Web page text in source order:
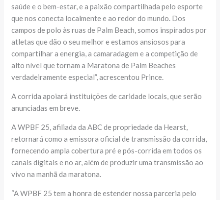
saúde e o bem-estar, e a paixão compartilhada pelo esporte
que nos conecta localmente e ao redor do mundo. Dos
campos de polo às ruas de Palm Beach, somos inspirados por
atletas que dão o seu melhor e estamos ansiosos para
compartilhar a energia, a camaradagem e a competição de
alto nível que tornam a Maratona de Palm Beaches
verdadeiramente especial”, acrescentou Prince.
A corrida apoiará instituições de caridade locais, que serão
anunciadas em breve.
A WPBF 25, afiliada da ABC de propriedade da Hearst,
retornará como a emissora oficial de transmissão da corrida,
fornecendo ampla cobertura pré e pós-corrida em todos os
canais digitais e no ar, além de produzir uma transmissão ao
vivo na manhã da maratona.
“A WPBF 25 tem a honra de estender nossa parceria pelo